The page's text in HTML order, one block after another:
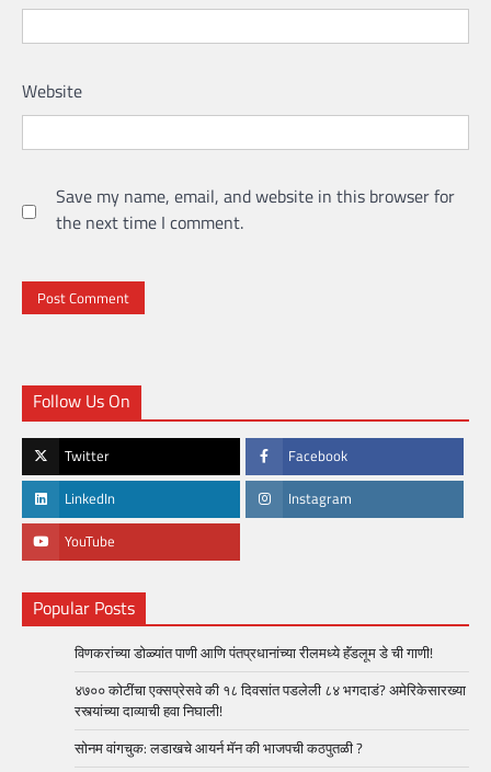
Website
Save my name, email, and website in this browser for
the next time I comment.
Follow Us On
Twitter Facebook
LinkedIn Instagram
YouTube
Popular Posts
विणकरांच्या डोळ्यांत पाणी आणि पंतप्रधानांच्या रीलमध्ये हॅंडलूम डे ची गाणी!
४७०० कोटींचा एक्सप्रेसवे की १८ दिवसांत पडलेली ८४ भगदाडं? अमेरिकेसारख्या
रस्त्यांच्या दाव्याची हवा निघाली!
सोनम वांगचुक: लडाखचे आयर्न मॅन की भाजपची कठपुतळी ?